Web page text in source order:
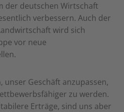
der deutschen Wirtschaft
verbessern. Auch der
wird sich
vor neue
unser Geschäft anzupassen,
zu werden.
Erträge, sind uns aber